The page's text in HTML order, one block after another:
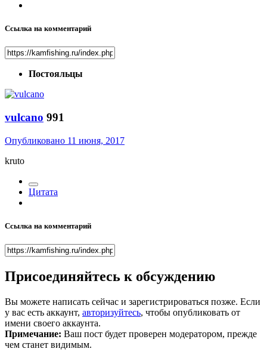
Ссылка на комментарий
Постояльцы
vulcano 991
Опубликовано 11 июня, 2017
kruto
Цитата
Ссылка на комментарий
Присоединяйтесь к обсуждению
Вы можете написать сейчас и зарегистрироваться позже. Если
у вас есть аккаунт, авторизуйтесь, чтобы опубликовать от
имени своего аккаунта.
Примечание: Ваш пост будет проверен модератором, прежде
чем станет видимым.